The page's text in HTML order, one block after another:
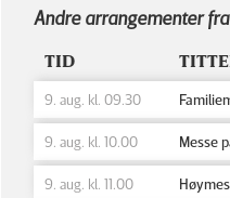
Andre arrangementer
TID
9. aug. kl. 09.30
9. aug. kl. 10.00 Messe
9. aug. kl. 11.00